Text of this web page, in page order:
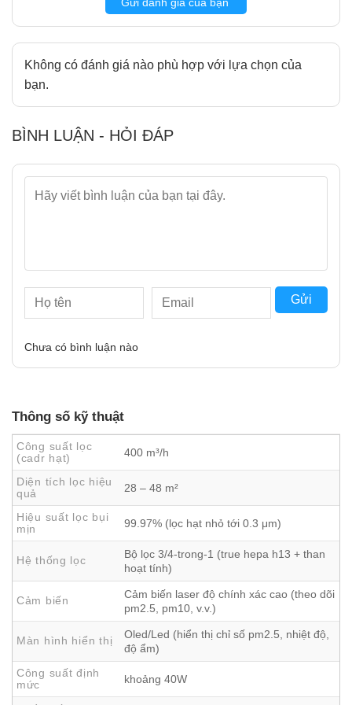
Thông số kĩ thuật Smartmi Air Purifier 3
Ưu điểm nổi bật của máy lọc không khí
Smartmi Air Purifier 3
Ngay từ khi ra mắt, Smartmi Air Purifier 3 đã nhanh chóng
tạo được dấu ấn nhờ sự cân bằng hoàn hảo giữa
suất lọc mạnh mẽ
công nghệ chuyên biệt cho mùi vật
và trải nghiệm vận hành thông minh. Những ưu
điểm nổi bật có thể kể đến gồm:
Hiệu suất làm sạch vượt trội cho không gian lớn với
lưu lượng gió lên tới 7.666 lít/phút
Công nghệ AmmoniaCapture™ chuyên biệt, xử lý triệt
để mùi thú cưng
Bộ lọc 4 trong 1
loại bỏ bụi mịn, vi khuẩn, virus và tác
Gửi đánh giá của bạn
Không có đánh giá nào phù hợp với lựa chọn của
bạn.
BÌNH LUẬN - HỎI ĐÁP
Gửi
Chưa có bình luận nào
Thông số kỹ thuật
Công suất lọc
(cadr hạt)
400 m³/h
Diện tích lọc hiệu
quả
28 – 48 m²
Hiệu suất lọc bụi
mịn
99.97% (lọc hạt nhỏ tới 0.3 μm)
Hệ thống lọc
Bộ lọc 3/4-trong-1 (true hepa h13 + than
hoạt tính)
Cảm biến
Cảm biến laser độ chính xác cao (theo dõi
pm2.5, pm10, v.v.)
Màn hình hiển thị
Oled/Led (hiển thị chỉ số pm2.5, nhiệt độ,
độ ẩm)
Công suất định
mức
khoảng 40W